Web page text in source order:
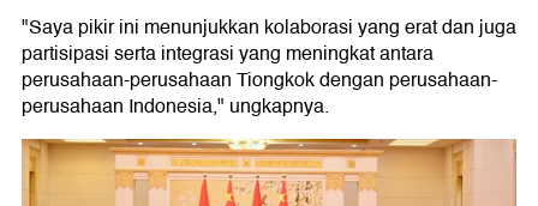
"Saya pikir ini menunjukkan kolaborasi yang erat dan juga
partisipasi serta integrasi yang meningkat antara
perusahaan-perusahaan Tiongkok dengan perusahaan-
perusahaan Indonesia," ungkapnya.